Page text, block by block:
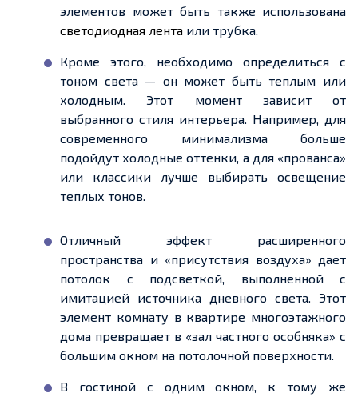
элементов может быть также использована
светодиодная лента или трубка.
Кроме этого, необходимо определиться с
тоном света — он может быть теплым или
холодным. Этот момент зависит от
выбранного стиля интерьера. Например, для
современного минимализма больше
подойдут холодные оттенки, а для «прованса»
или классики лучше выбирать освещение
теплых тонов.
Отличный эффект расширенного
пространства и «присутствия воздуха» дает
потолок с подсветкой, выполненной с
имитацией источника дневного света. Этот
элемент комнату в квартире многоэтажного
дома превращает в «зал частного особняка» с
большим окном на потолочной поверхности.
В гостиной с одним окном, к тому же